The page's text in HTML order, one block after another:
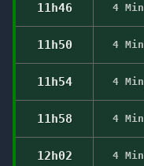
11h46 4
11h50 4
11h54 4
11h58 4
12h02 4